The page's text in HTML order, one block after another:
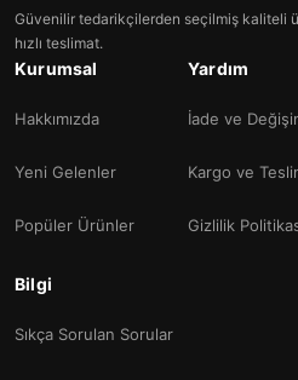
Güvenilir tedarikçilerden seçilmiş kaliteli
hızlı teslimat.
Kurumsal
Hakkımızda
Yeni Gelenler
Popüler Ürünler
Yardım
İade ve
Kargo ve
Gizlilik
Bilgi
Sıkça Sorulan Sorular